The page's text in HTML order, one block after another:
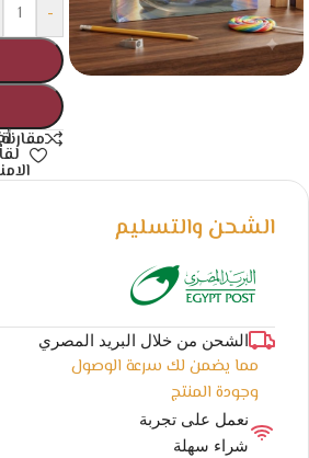
-
مقارنة
الشحن والتسليم
الشحن من خلال البريد المصري
مما يضمن لك سرعة الوصول
وجودة المنتج
نعمل على تجربة
شراء سهلة